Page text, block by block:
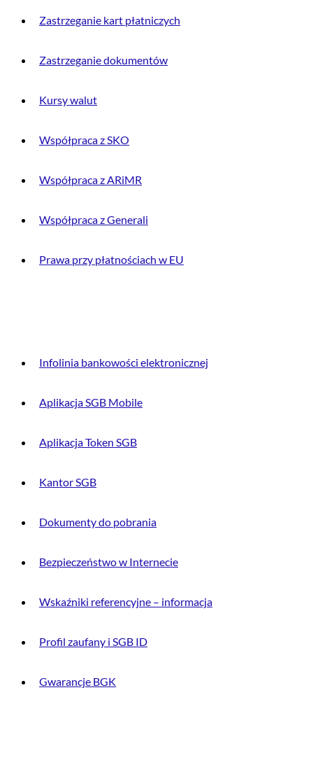
Zastrzeganie kart płatniczych
Zastrzeganie dokumentów
Kursy walut
Współpraca z SKO
Współpraca z ARiMR
Współpraca z Generali
Prawa przy płatnościach w EU
Infolinia bankowości elektronicznej
Aplikacja SGB Mobile
Aplikacja Token SGB
Kantor SGB
Dokumenty do pobrania
Bezpieczeństwo w Internecie
Wskaźniki referencyjne – informacja
Profil zaufany i SGB ID
Gwarancje BGK